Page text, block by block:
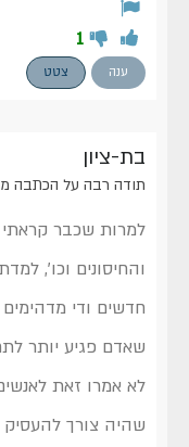
1
ענה צטט
בת-ציון
תודה רבה על הכתבה
למרות שכבר
והחיסונים וכו',
חדשים ודי
שאדם פגיע יותר
לא אמרו זאת
שהיה צורך